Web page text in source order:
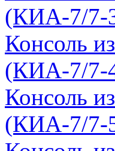
(КИА-7/7-
Консоль
(КИА-7/7-
Консоль
(КИА-7/7-